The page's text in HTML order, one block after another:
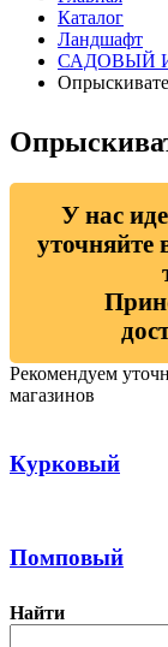
Каталог
Ландшафт
САДОВЫЙ
У нас
уточняйте
Рекомендуем
магазинов
Курковый
Помповый
Найти